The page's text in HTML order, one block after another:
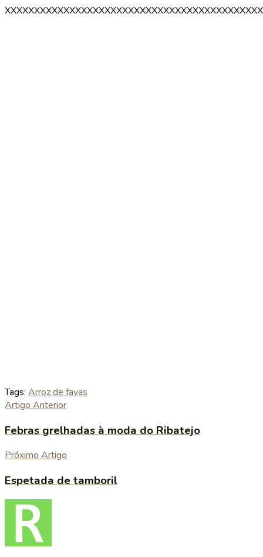
Tags: Arroz de favas
Artigo Anterior
Febras grelhadas à moda do Ribatejo
Próximo Artigo
Espetada de tamboril